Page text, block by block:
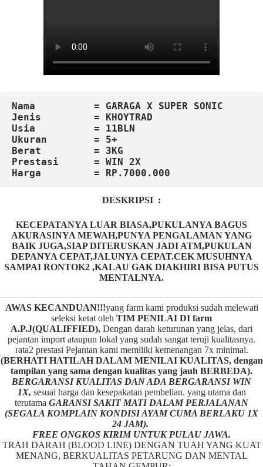
Nama          = GARAGA X SUPER SONIC
Jenis         = KHOYTRAD
Usia          = 11BLN
Ukuran        = 5+
Berat         = 3KG
Harga         = RP.7000.000
DESKRIPSI :
KECEPATANYA LUAR BIASA,PUKULANYA BAGUS
AKURASINYA MEWAH,PUNYA PENGALAMAN YANG
BAIK JUGA,SIAP DITERUSKAN JADI ATM,PUKULAN
DEPANYA CEPAT,JALUNYA CEPAT.CEK MUSUHNYA
SAMPAI RONTOK2 ,KALAU GAK DIAKHIRI BISA PUTUS
MENTALNYA.
AWAS KECANDUAN!!!yang farm kami produksi sudah melewati
seleksi ketat oleh TIM PENILAI DI farm
A.P.J(QUALIFFIED), Dengan darah keturunan yang jelas, dari
pejantan import ataupun lokal yang sudah sangat teruji kualitasnya.
rata2 prestasi Pejantan kami memiliki kemenangan 7x minimal.
(BERHATI HATILAH DALAM MENILAI KUALITAS, dengan
tampilan yang sama dengan kualitas yang jauh BERBEDA).
BERGARANSI KUALITAS DAN ADA BERGARANSI WIN
1X, sesuai harga dan kesepakatan pembelian. yang utama dan
terutama GARANSI SAKIT MATI DALAM PERJALANAN
(SEGALA KOMPLAIN KONDISI AYAM CUMA BERLAKU 1X
24 JAM).
FREE ONGKOS KIRIM UNTUK PULAU JAWA.
TRAH DARAH (BLOOD LINE) DENGAN TUAH YANG KUAT
MENANG, BERKUALITAS PETARUNG DAN MENTAL